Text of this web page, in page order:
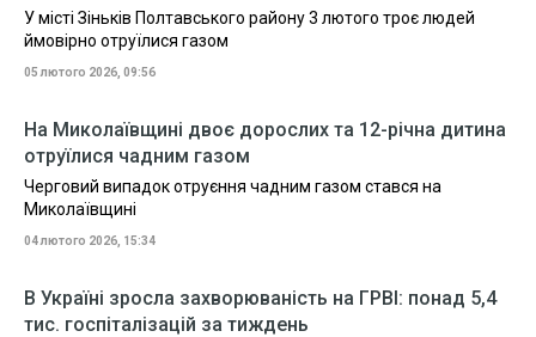
У місті Зіньків Полтавського району 3 лютого троє людей
ймовірно отруїлися газом
05 лютого 2026, 09:56
На Миколаївщині двоє дорослих та 12-річна дитина
отруїлися чадним газом
Черговий випадок отруєння чадним газом стався на
Миколаївщині
04 лютого 2026, 15:34
В Україні зросла захворюваність на ГРВІ: понад 5,4
тис. госпіталізацій за тиждень